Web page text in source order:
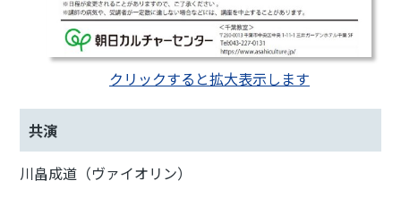
クリックすると拡大表示します
共演
川畠成道（ヴァイオリン）